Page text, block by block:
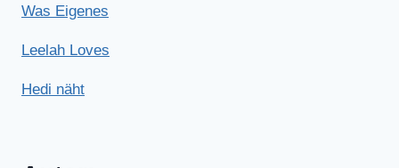
Was Eigenes
Leelah Loves
Hedi näht